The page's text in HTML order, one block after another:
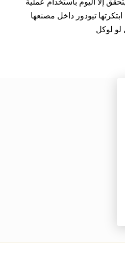
ابتكرتها تيودور داخل مصنعها
لوكل.